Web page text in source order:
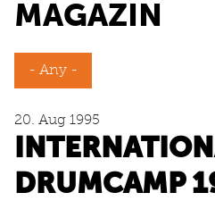
MAGAZIN
- Any -
20. Aug 1995
DRUMCAMP